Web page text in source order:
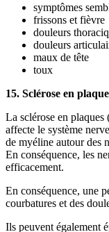
symptômes
frissons et fièvre
douleurs
douleurs
maux de tête
toux
15. Sclérose en
La sclérose en
affecte le système
de myéline autour des
En conséquence, les
efficacement.
En conséquence, une
courbatures et des
Ils peuvent également